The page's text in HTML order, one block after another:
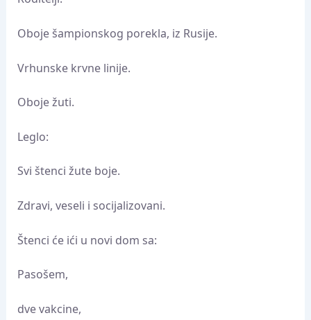
Oboje šampionskog porekla, iz Rusije.
Vrhunske krvne linije.
Oboje žuti.
Leglo:
Svi štenci žute boje.
Zdravi, veseli i socijalizovani.
Štenci će ići u novi dom sa:
Pasošem,
dve vakcine,